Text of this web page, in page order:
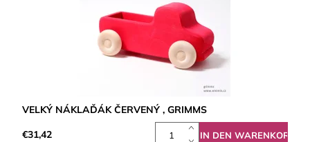
VELKÝ NÁKLAĎÁK ČERVENÝ , GRIMMS
€31,42